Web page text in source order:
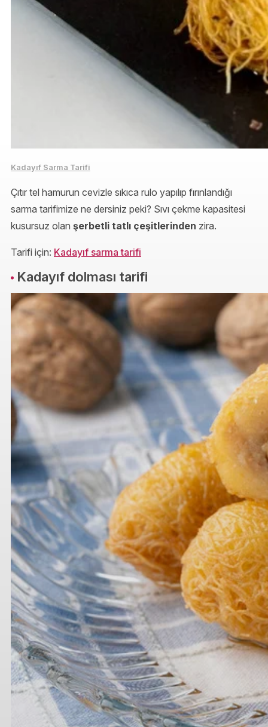
Kadayıf Sarma Tarifi
Çıtır tel hamurun cevizle sıkıca rulo yapılıp fırınlandığı
sarma tarifimize ne dersiniz peki? Sıvı çekme kapasitesi
kusursuz olan şerbetli tatlı çeşitlerinden zira.
Tarifi için: Kadayıf sarma tarifi
Kadayıf dolması tarifi